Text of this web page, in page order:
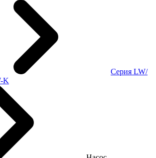
Серия LW/
K